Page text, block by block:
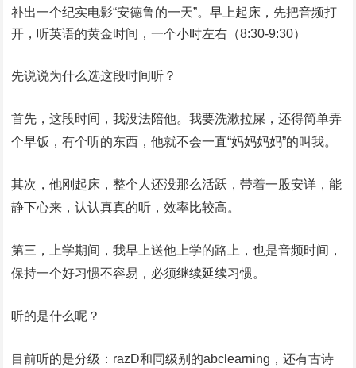
补出一个纪实电影“安德鲁的一天”。早上起床，先把音频打
开，听英语的黄金时间，一个小时左右（8:30-9:30）
先说说为什么选这段时间听？
首先，这段时间，我没法陪他。我要洗漱拉屎，还得简单弄
个早饭，有个听的东西，他就不会一直“妈妈妈妈”的叫我。
其次，他刚起床，整个人还没那么活跃，带着一股安详，能
静下心来，认认真真的听，效率比较高。
第三，上学期间，我早上送他上学的路上，也是音频时间，
保持一个好习惯不容易，必须继续延续习惯。
听的是什么呢？
目前听的是分级：razD和同级别的abclearning，还有古诗